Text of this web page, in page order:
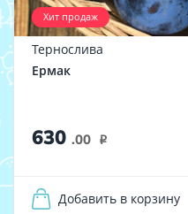
Хит продаж
Тернослива
Ермак
630 .00 i
Добавить в корзину